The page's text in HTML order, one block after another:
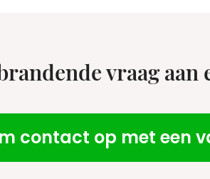
vraag aan
contact op met een